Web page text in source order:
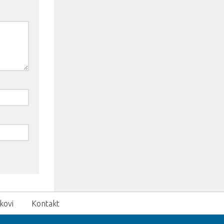
Kontakt